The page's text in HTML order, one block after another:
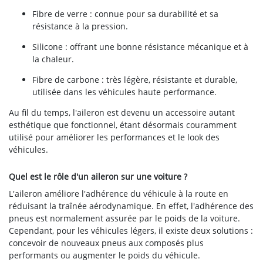
Fibre de verre : connue pour sa durabilité et sa
résistance à la pression.
Silicone : offrant une bonne résistance mécanique et à
la chaleur.
Fibre de carbone : très légère, résistante et durable,
utilisée dans les véhicules haute performance.
Au fil du temps, l'aileron est devenu un accessoire autant
esthétique que fonctionnel, étant désormais couramment
utilisé pour améliorer les performances et le look des
véhicules.
Quel est le rôle d'un aileron sur une voiture ?
L'aileron améliore l'adhérence du véhicule à la route en
réduisant la traînée aérodynamique. En effet, l'adhérence des
pneus est normalement assurée par le poids de la voiture.
Cependant, pour les véhicules légers, il existe deux solutions :
concevoir de nouveaux pneus aux composés plus
performants ou augmenter le poids du véhicule.